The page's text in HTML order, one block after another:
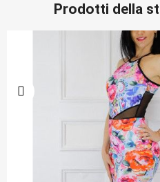
Prodotti della